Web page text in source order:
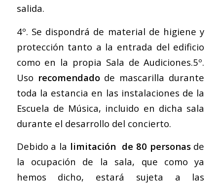
salida.
4º. Se dispondrá de material de higiene y
protección tanto a la entrada del edificio
como en la propia Sala de Audiciones.5º.
Uso recomendadode mascarilla durante
toda la estancia en las instalaciones de la
Escuela de Música, incluido en dicha sala
durante el desarrollo del concierto.
Debido a la limitación de 80 personasde
la ocupación de la sala, que como ya
hemos dicho, estará sujeta a las